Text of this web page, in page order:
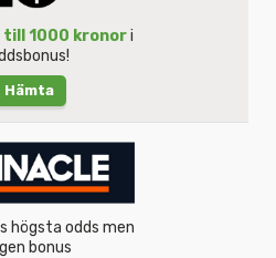
till 1000 kronori
Hämta
högsta odds men
bonus